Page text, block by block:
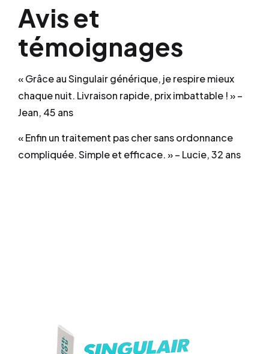
Avis et
témoignages
« Grâce au Singulair générique, je respire mieux
chaque nuit. Livraison rapide, prix imbattable ! » –
Jean, 45 ans
« Enfin un traitement pas cher sans ordonnance
compliquée. Simple et efficace. » – Lucie, 32 ans